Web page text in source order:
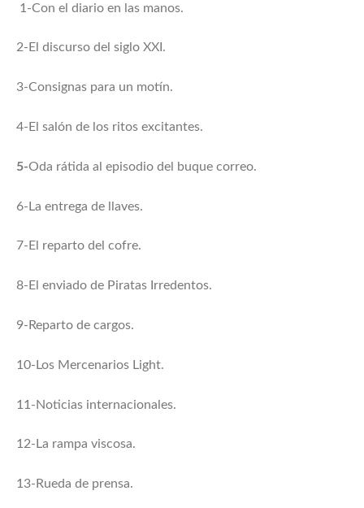
1-Con el diario en las manos.
2-El discurso del siglo XXI.
3-Consignas para un motín.
4-El salón de los ritos excitantes.
5-Oda rátida al episodio del buque correo.
6-La entrega de llaves.
7-El reparto del cofre.
8-El enviado de Piratas Irredentos.
9-Reparto de cargos.
10-Los Mercenarios Light.
11-Noticias internacionales.
12-La rampa viscosa.
13-Rueda de prensa.